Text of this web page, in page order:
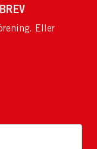
Eller